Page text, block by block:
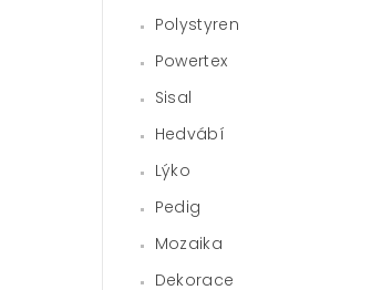
Polystyren
Powertex
Sisal
Hedvábí
Lýko
Pedig
Mozaika
Dekorace